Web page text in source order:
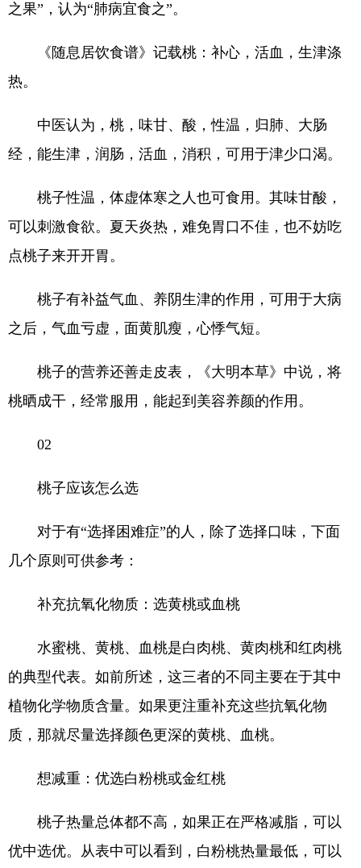
之果”，认为“肺病宜食之”。
《随息居饮食谱》记载桃：补心，活血，生津涤
热。
中医认为，桃，味甘、酸，性温，归肺、大肠
经，能生津，润肠，活血，消积，可用于津少口渴。
桃子性温，体虚体寒之人也可食用。其味甘酸，
可以刺激食欲。夏天炎热，难免胃口不佳，也不妨吃
点桃子来开开胃。
桃子有补益气血、养阴生津的作用，可用于大病
之后，气血亏虚，面黄肌瘦，心悸气短。
桃子的营养还善走皮表，《大明本草》中说，将
桃晒成干，经常服用，能起到美容养颜的作用。
02
桃子应该怎么选
对于有“选择困难症”的人，除了选择口味，下面
几个原则可供参考：
补充抗氧化物质：选黄桃或血桃
水蜜桃、黄桃、血桃是白肉桃、黄肉桃和红肉桃
的典型代表。如前所述，这三者的不同主要在于其中
植物化学物质含量。如果更注重补充这些抗氧化物
质，那就尽量选择颜色更深的黄桃、血桃。
想减重：优选白粉桃或金红桃
桃子热量总体都不高，如果正在严格减脂，可以
优中选优。从表中可以看到，白粉桃热量最低，可以